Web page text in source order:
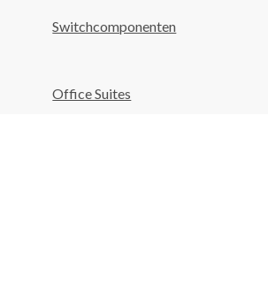
Switchcomponenten
Office Suites